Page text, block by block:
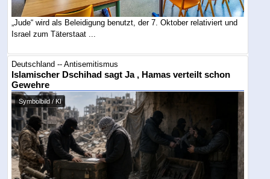
„Jude“ wird als Beleidigung benutzt, der 7. Oktober relativiert und
Israel zum Täterstaat ...
Deutschland -- Antisemitismus
Islamischer Dschihad sagt Ja , Hamas verteilt schon
Gewehre
Symbolbild / KI